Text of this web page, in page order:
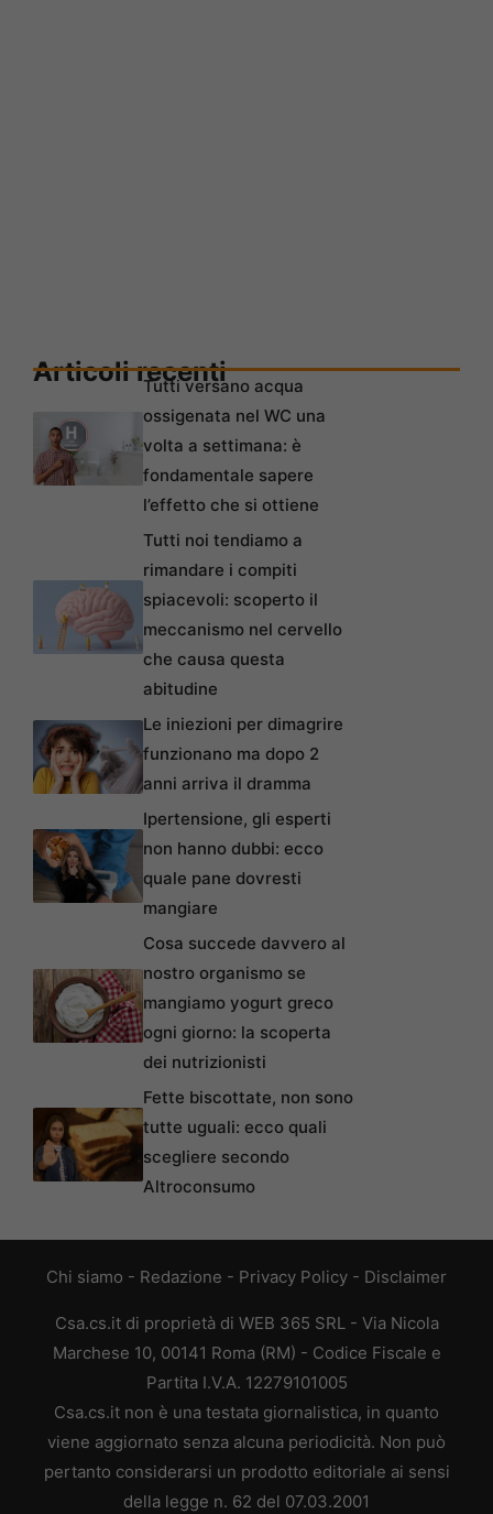
Articoli recenti
Tutti versano acqua
ossigenata nel WC una
volta a settimana: è
fondamentale sapere
l’effetto che si ottiene
Tutti noi tendiamo a
rimandare i compiti
spiacevoli: scoperto il
meccanismo nel cervello
che causa questa
abitudine
Le iniezioni per dimagrire
funzionano ma dopo 2
anni arriva il dramma
Ipertensione, gli esperti
non hanno dubbi: ecco
quale pane dovresti
mangiare
Cosa succede davvero al
nostro organismo se
mangiamo yogurt greco
ogni giorno: la scoperta
dei nutrizionisti
Fette biscottate, non sono
tutte uguali: ecco quali
scegliere secondo
Altroconsumo
Chi siamo - Redazione - Privacy Policy - Disclaimer
Csa.cs.it di proprietà di WEB 365 SRL - Via Nicola
Marchese 10, 00141 Roma (RM) - Codice Fiscale e
Partita I.V.A. 12279101005
Csa.cs.it non è una testata giornalistica, in quanto
viene aggiornato senza alcuna periodicità. Non può
pertanto considerarsi un prodotto editoriale ai sensi
della legge n. 62 del 07.03.2001